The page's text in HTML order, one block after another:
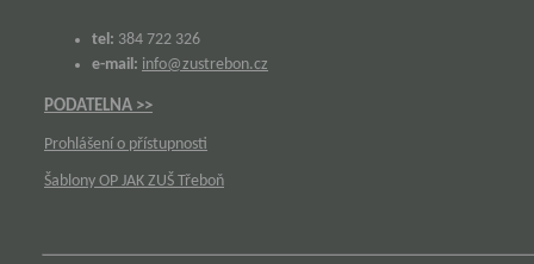
tel: 384 722 326
e-mail: info@zustrebon.cz
PODATELNA >>
Prohlášení o přístupnosti
Šablony OP JAK ZUŠ Třeboň